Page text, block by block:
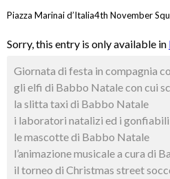
Piazza Marinai d’Italia4th November
Sorry, this entry is only available in
Giornata di festa in compagnia
gli elfi di Babbo Natale con cui
la slitta taxi di Babbo Natale
i laboratori natalizi ed i gonfiabili
le mascotte di Babbo Natale
l’animazione musicale a cura di
il torneo di Christmas street